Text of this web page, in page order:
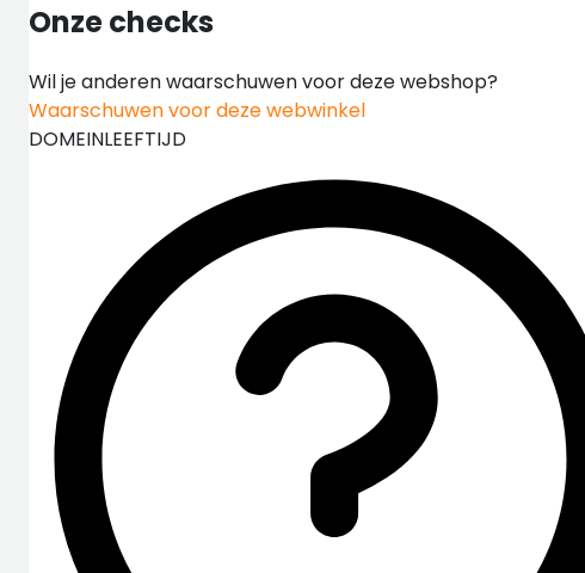
Onze checks
Wil je anderen waarschuwen voor deze webshop?
Waarschuwen voor deze webwinkel
DOMEINLEEFTIJD